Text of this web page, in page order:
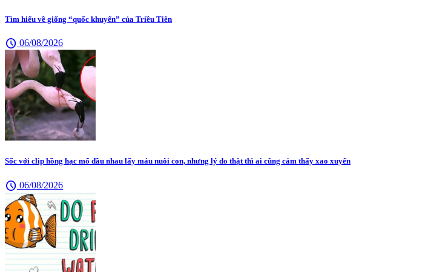
Tìm hiểu về giống “quốc khuyển” của Triều Tiên
schedule 06/08/2026
Sốc với clip hồng hạc mổ đầu nhau lấy máu nuôi con, nhưng lý do thật thì ai cũng cảm thấy xao xuyến
schedule 06/08/2026